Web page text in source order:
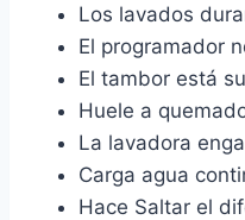
Los lavados
El programador
El tambor está
Huele a
La lavadora
Carga agua
Hace Saltar el